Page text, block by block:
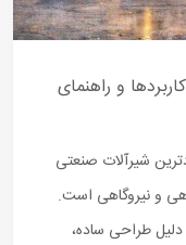
و راهنمای
شیرآلات صنعتی
و نیروگاهی است.
دلیل طراحی ساده،